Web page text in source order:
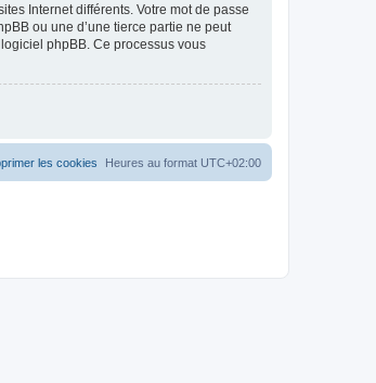
Internet différents. Votre mot de passe
ou une d’une tierce partie ne peut
phpBB. Ce processus vous
Heures au format UTC+02:00
les cookies